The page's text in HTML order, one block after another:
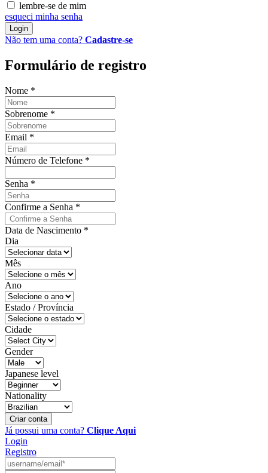
lembre-se de mim
esqueci minha senha
Login
Não tem uma conta? Cadastre-se
Formulário de registro
Nome *
Sobrenome *
Email *
Número de Telefone *
Senha *
Confirme a Senha *
Data de Nascimento *
Dia
Mês
Ano
Estado / Província
Cidade
Gender
Japanese level
Nationality
Criar conta
Já possui uma conta? Clique Aqui
Login
Registro